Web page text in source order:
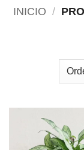
INICIO /